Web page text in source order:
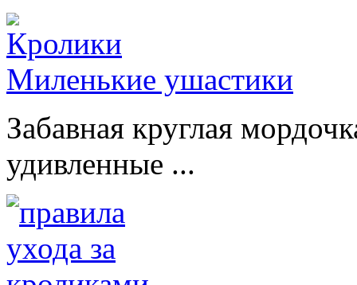
Миленькие ушастики
Забавная круглая
удивленные ...